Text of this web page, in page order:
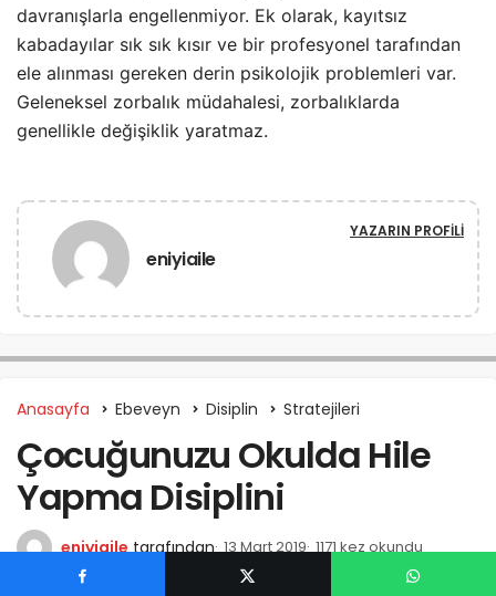
davranışlarla engellenmiyor. Ek olarak, kayıtsız
kabadayılar sık sık kısır ve bir profesyonel tarafından
ele alınması gereken derin psikolojik problemleri var.
Geleneksel zorbalık müdahalesi, zorbalıklarda
genellikle değişiklik yaratmaz.
eniyiaile
YAZARIN PROFILI
Anasayfa Ebeveyn Disiplin Stratejileri
Çocuğunuzu Okulda Hile
Yapma Disiplini
eniyiaile tarafından 13 Mart 2019 1171 kez okundu